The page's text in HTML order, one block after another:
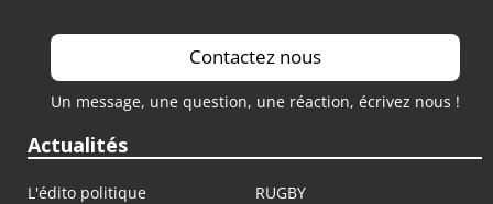
Contactez nous
Un message, une question, une réaction, écrivez nous !
Actualités
L'édito politique
RUGBY